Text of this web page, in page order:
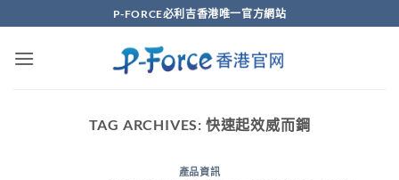
to
content
P-FORCE必利吉香港唯一官方網站
TAG ARCHIVES: 快速起效威而鋼
產品資訊